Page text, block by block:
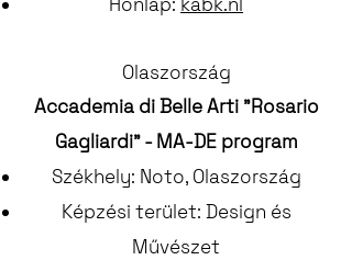
Olaszország
Accademia di Belle Arti "Rosario
Gagliardi" - MA-DE program
Székhely: Noto, Olaszország
Képzési terület: Design és
Művészet